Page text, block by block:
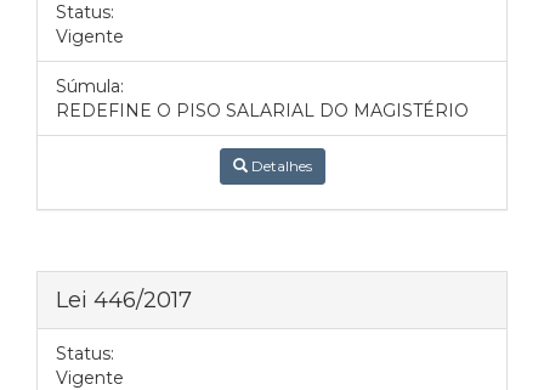
Status:
Vigente
Súmula:
REDEFINE O PISO SALARIAL DO MAGISTÉRIO
Detalhes
Lei 446/2017
Status:
Vigente